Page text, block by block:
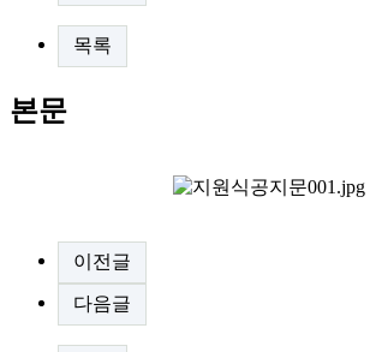
목록
본문
이전글
다음글